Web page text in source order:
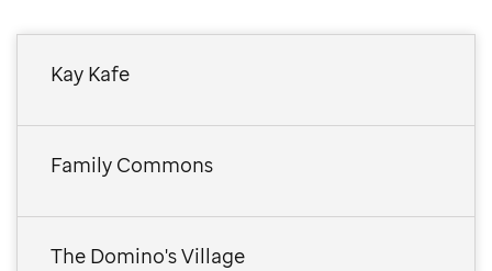
Kay Kafe
Family Commons
The Domino's Village